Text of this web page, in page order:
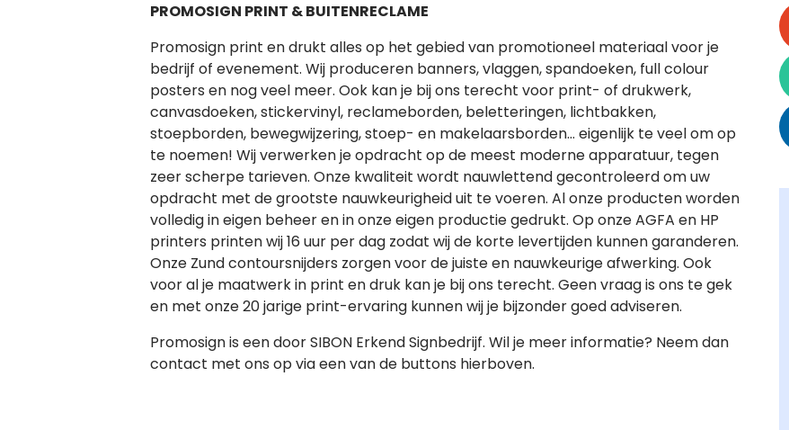
PROMOSIGN PRINT & BUITENRECLAME
Promosign print en drukt alles op het gebied van promotioneel materiaal voor je
bedrijf of evenement. Wij produceren banners, vlaggen, spandoeken, full colour
posters en nog veel meer. Ook kan je bij ons terecht voor print- of drukwerk,
canvasdoeken, stickervinyl, reclameborden, beletteringen, lichtbakken,
stoepborden, bewegwijzering, stoep- en makelaarsborden… eigenlijk te veel om op
te noemen! Wij verwerken je opdracht op de meest moderne apparatuur, tegen
zeer scherpe tarieven. Onze kwaliteit wordt nauwlettend gecontroleerd om uw
opdracht met de grootste nauwkeurigheid uit te voeren. Al onze producten worden
volledig in eigen beheer en in onze eigen productie gedrukt. Op onze AGFA en HP
printers printen wij 16 uur per dag zodat wij de korte levertijden kunnen garanderen.
Onze Zund contoursnijders zorgen voor de juiste en nauwkeurige afwerking. Ook
voor al je maatwerk in print en druk kan je bij ons terecht. Geen vraag is ons te gek
en met onze 20 jarige print-ervaring kunnen wij je bijzonder goed adviseren.
Promosign is een door SIBON Erkend Signbedrijf. Wil je meer informatie? Neem dan
contact met ons op via een van de buttons hierboven.